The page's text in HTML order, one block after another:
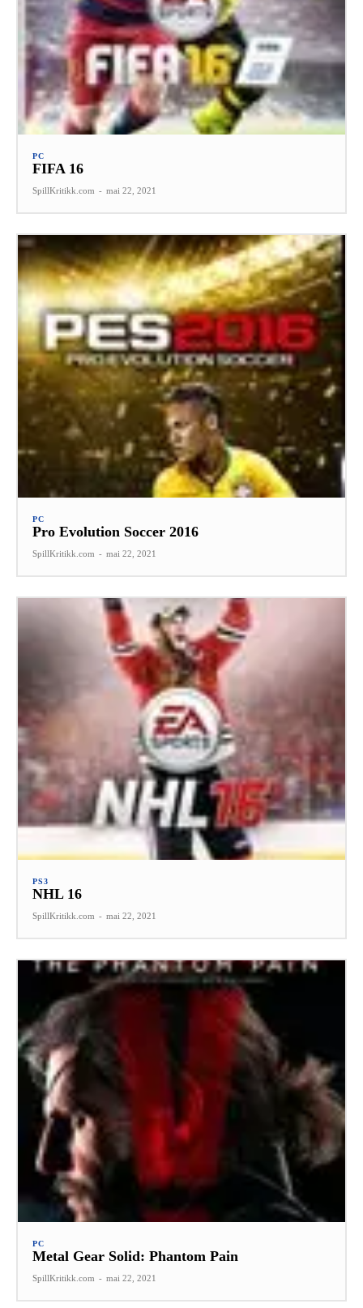
PC
FIFA 16
SpillKritikk.com - mai 22, 2021
PC
Pro Evolution Soccer 2016
SpillKritikk.com - mai 22, 2021
PS3
NHL 16
SpillKritikk.com - mai 22, 2021
PC
Metal Gear Solid: Phantom Pain
SpillKritikk.com - mai 22, 2021